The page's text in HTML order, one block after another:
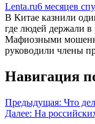
Lenta.ru6 месяцев
В Китае казнили
где людей держали в
Мафиозными
руководили члены
Навигация
Предыдущая: Что
Далее: На